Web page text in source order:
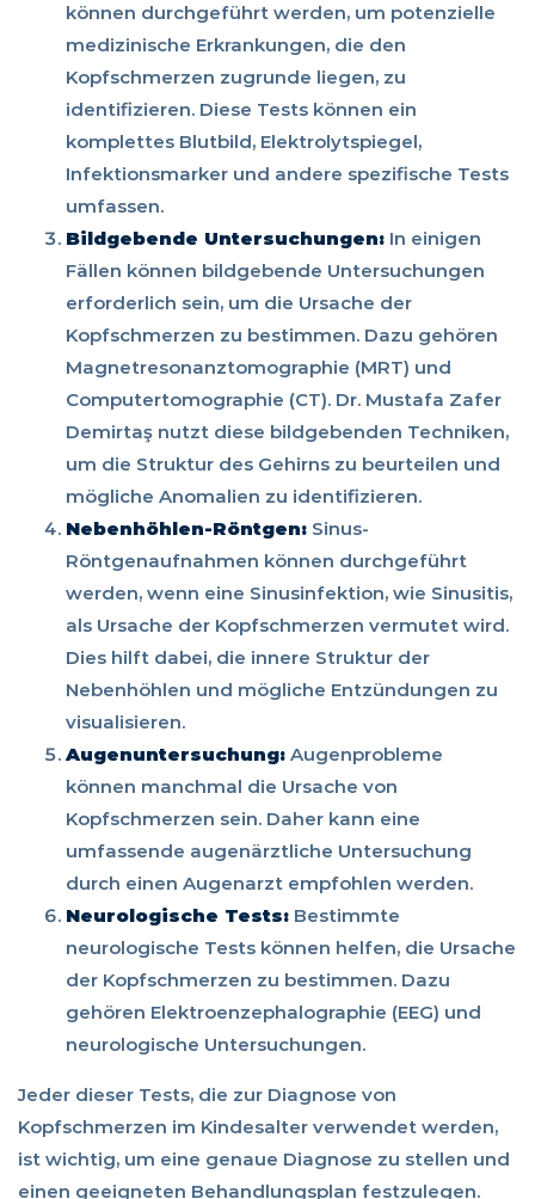
können durchgeführt werden, um potenzielle
medizinische Erkrankungen, die den
Kopfschmerzen zugrunde liegen, zu
identifizieren. Diese Tests können ein
komplettes Blutbild, Elektrolytspiegel,
Infektionsmarker und andere spezifische Tests
umfassen.
Bildgebende Untersuchungen: In einigen
Fällen können bildgebende Untersuchungen
erforderlich sein, um die Ursache der
Kopfschmerzen zu bestimmen. Dazu gehören
Magnetresonanztomographie (MRT) und
Computertomographie (CT). Dr. Mustafa Zafer
Demirtaş nutzt diese bildgebenden Techniken,
um die Struktur des Gehirns zu beurteilen und
mögliche Anomalien zu identifizieren.
Nebenhöhlen-Röntgen: Sinus-
Röntgenaufnahmen können durchgeführt
werden, wenn eine Sinusinfektion, wie Sinusitis,
als Ursache der Kopfschmerzen vermutet wird.
Dies hilft dabei, die innere Struktur der
Nebenhöhlen und mögliche Entzündungen zu
visualisieren.
Augenuntersuchung: Augenprobleme
können manchmal die Ursache von
Kopfschmerzen sein. Daher kann eine
umfassende augenärztliche Untersuchung
durch einen Augenarzt empfohlen werden.
Neurologische Tests: Bestimmte
neurologische Tests können helfen, die Ursache
der Kopfschmerzen zu bestimmen. Dazu
gehören Elektroenzephalographie (EEG) und
neurologische Untersuchungen.
Jeder dieser Tests, die zur Diagnose von
Kopfschmerzen im Kindesalter verwendet werden,
ist wichtig, um eine genaue Diagnose zu stellen und
einen geeigneten Behandlungsplan festzulegen.